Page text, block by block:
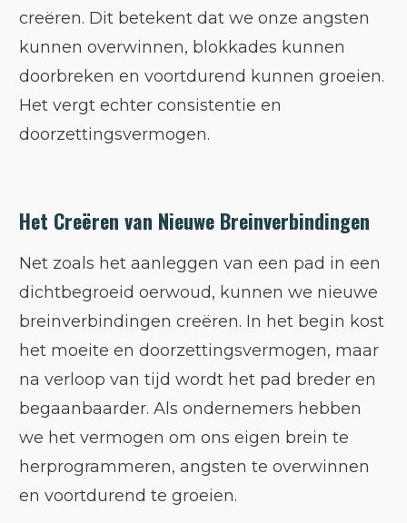
creëren. Dit betekent dat we onze angsten
kunnen overwinnen, blokkades kunnen
doorbreken en voortdurend kunnen groeien.
Het vergt echter consistentie en
doorzettingsvermogen.
Het Creëren van Nieuwe Breinverbindingen
Net zoals het aanleggen van een pad in een
dichtbegroeid oerwoud, kunnen we nieuwe
breinverbindingen creëren. In het begin kost
het moeite en doorzettingsvermogen, maar
na verloop van tijd wordt het pad breder en
begaanbaarder. Als ondernemers hebben
we het vermogen om ons eigen brein te
herprogrammeren, angsten te overwinnen
en voortdurend te groeien.